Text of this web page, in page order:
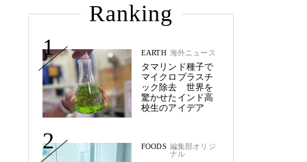
Ranking
1
EARTH 海外ニュース
タマリンド種子で
マイクロプラスチ
ック除去 世界を
驚かせたインド高
校生のアイデア
2 FOODS 編集部オリジ
ナル